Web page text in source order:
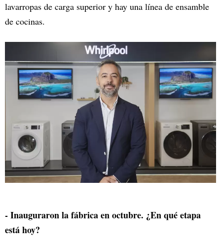
lavarropas de carga superior y hay una línea de ensamble
de cocinas.
- Inauguraron la fábrica en octubre. ¿En qué etapa
está hoy?